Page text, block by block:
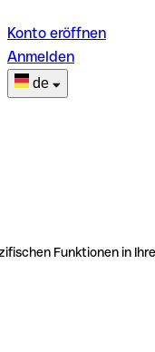
Konto eröffnen
Anmelden
de
Funktionen in